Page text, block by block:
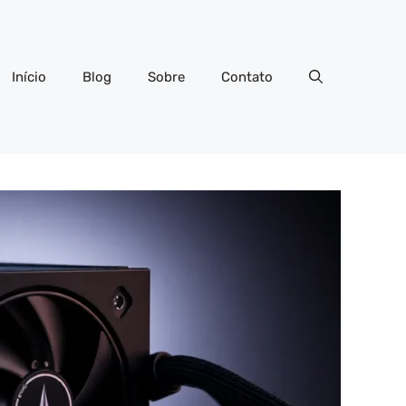
Início Blog Sobre Contato